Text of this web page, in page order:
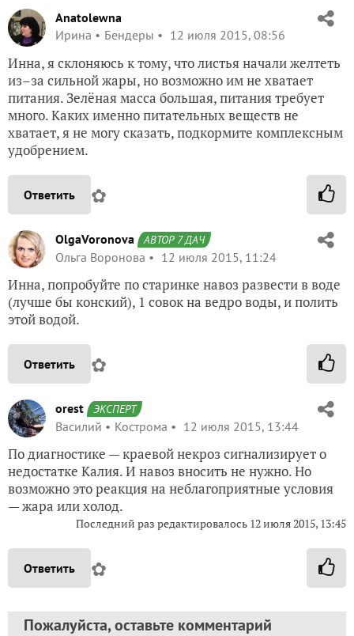
Anatolewna
Ирина
Бендеры 12 июля 2015, 08:56
Инна, я склоняюсь к тому, что листья начали желтеть
из–за сильной жары, но возможно им не хватает
питания. Зелёная масса большая, питания требует
много. Каких именно питательных веществ не
хватает, я не могу сказать, подкормите комплексным
удобрением.
Ответить ✿
OlgaVoronova АВТОР 7 ДАЧ
Ольга Воронова 12 июля 2015, 11:24
Инна, попробуйте по старинке навоз развести в воде
(лучше бы конский), 1 совок на ведро воды, и полить
этой водой.
Ответить ✿
orest ЭКСПЕРТ
Василий Кострома 12 июля 2015, 13:44
По диагностике — краевой некроз сигнализирует о
недостатке Калия. И навоз вносить не нужно. Но
возможно это реакция на неблагоприятные условия
— жара или холод.
Последний раз редактировалось 12 июля 2015, 13:45
Ответить ✿
Пожалуйста, оставьте комментарий